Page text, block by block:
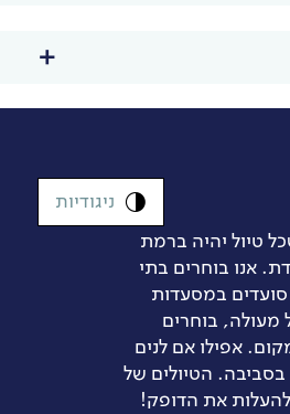
טיול יהיה ברמת
אנו בוחרים בתי
סועדים במסעדות
מעולה, בוחרים
אפילו אם לנים
הטיולים של
להעלות את הדופק!
ניגודיות